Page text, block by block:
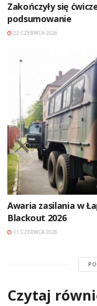
Zakończyły się
podsumowanie
22 CZERWCA 2026
Awaria zasilania w
Blackout 2026
11 CZERWCA 2026
Czytaj